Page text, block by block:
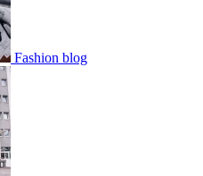
Fashion blog